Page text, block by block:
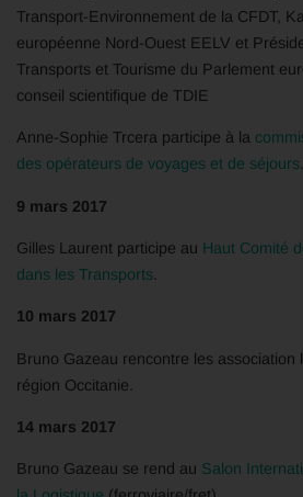
Transport-Environnement de la CFDT,
européenne Nord-Ouest EELV et
Transports et Tourisme du Parlement
conseil scientifique de TDIE
Anne-Sophie Trcera participe à la
des opérateurs de voyages et de séjours
9 mars 2017
Gilles Laurent participe au Haut Comité
dans les Transports
10 mars 2017
Bruno Gazeau rencontre les association
région Occitanie.
14 mars 2017
Bruno Gazeau se rend au Salon